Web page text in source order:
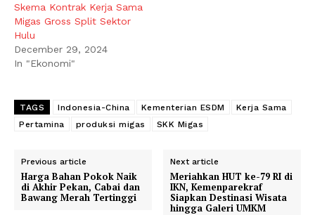
Skema Kontrak Kerja Sama
Migas Gross Split Sektor
Hulu
December 29, 2024
In "Ekonomi"
TAGS Indonesia-China Kementerian ESDM
Kerja Sama
Pertamina
produksi migas SKK Migas
Previous article
Harga Bahan Pokok Naik
di Akhir Pekan, Cabai dan
Bawang Merah Tertinggi
Next article
Meriahkan HUT ke-79 RI di
IKN, Kemenparekraf
Siapkan Destinasi Wisata
hingga Galeri UMKM